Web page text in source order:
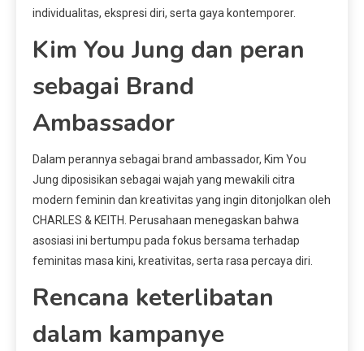
individualitas, ekspresi diri, serta gaya kontemporer.
Kim You Jung dan peran
sebagai Brand
Ambassador
Dalam perannya sebagai brand ambassador, Kim You
Jung diposisikan sebagai wajah yang mewakili citra
modern feminin dan kreativitas yang ingin ditonjolkan oleh
CHARLES & KEITH. Perusahaan menegaskan bahwa
asosiasi ini bertumpu pada fokus bersama terhadap
feminitas masa kini, kreativitas, serta rasa percaya diri.
Rencana keterlibatan
dalam kampanye